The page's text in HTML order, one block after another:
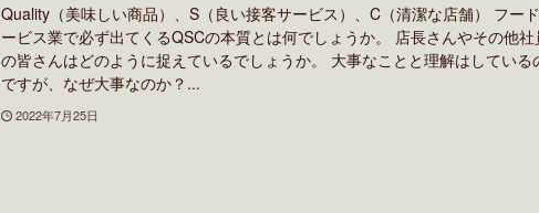
Quality（美味しい商品）、S（良い接客サービス）、C（清潔な店舗） フー
ービス業で必ず出てくるQSCの本質とは何でしょうか。 店長さんやその他社
の皆さんはどのように捉えているでしょうか。 大事なことと理解はしている
ですが、なぜ大事なのか？...
2022年7月25日